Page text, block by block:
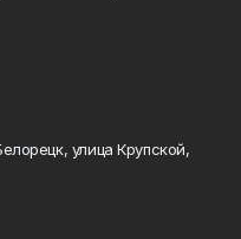
улица Крупской,